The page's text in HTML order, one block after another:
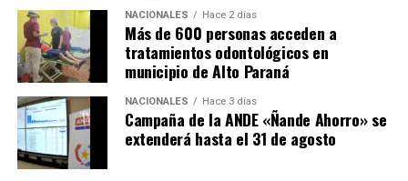
NACIONALES Hace 2 días
Más de 600 personas acceden a
tratamientos odontológicos en
municipio de Alto Paraná
NACIONALES Hace 3 días
Campaña de la ANDE «Ñande Ahorro» se
extenderá hasta el 31 de agosto